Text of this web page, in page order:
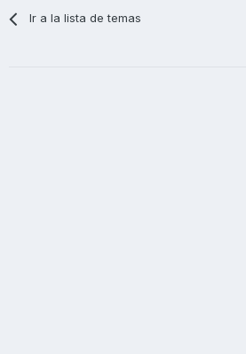
Ir a la lista de temas